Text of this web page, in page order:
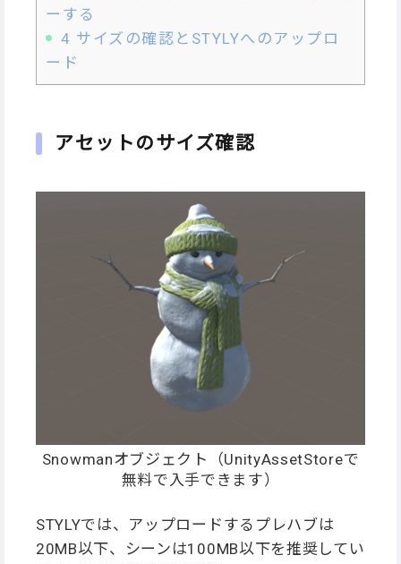
ーする
4 サイズの確認とSTYLYへのアップロ
ード
アセットのサイズ確認
Snowmanオブジェクト（UnityAssetStoreで
無料で入手できます）
STYLYでは、アップロードするプレハブは
20MB以下、シーンは100MB以下を推奨してい